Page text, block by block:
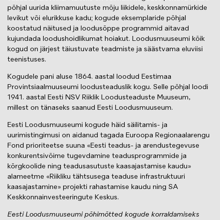
põhjal uurida kliimamuutuste mõju liikidele, keskkonnamürkide
levikut või elurikkuse kadu; kogude eksemplaride põhjal
koostatud näitused ja loodusõppe programmid aitavad
kujundada loodushoidlikumat hoiakut. Loodusmuuseumi kõik
kogud on järjest täiustuvate teadmiste ja säästvama eluviisi
teenistuses.
Kogudele pani aluse 1864. aastal loodud Eestimaa
Provintsiaalmuuseumi loodusteaduslik kogu. Selle põhjal loodi
1941. aastal Eesti NSV Riiklik Loodusteaduste Muuseum,
millest on tänaseks saanud Eesti Loodusmuuseum.
Eesti Loodusmuuseumi kogude häid säilitamis- ja
uurimistingimusi on aidanud tagada Euroopa Regionaalarengu
Fond prioriteetse suuna «Eesti teadus- ja arendustegevuse
konkurentsivõime tugevdamine teadusprogrammide ja
kõrgkoolide ning teadusasutuste kaasajastamise kaudu»
alameetme «Riikliku tähtsusega teaduse infrastruktuuri
kaasajastamine» projekti rahastamise kaudu ning SA
Keskkonnainvesteeringute Keskus.
Eesti Loodusmuuseumi põhimõtted kogude korraldamiseks